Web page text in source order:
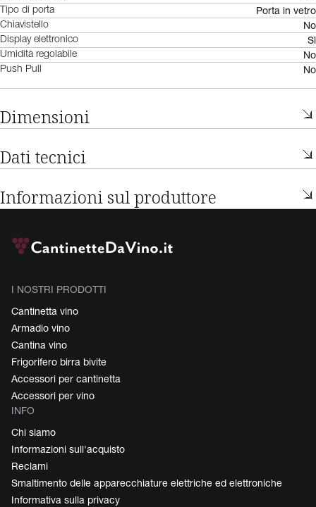
Tipo di porta Porta in vetro
Chiavistello No
Display elettronico Sì
Umidità regolabile No
Push Pull No
Dimensioni
Dati tecnici
Informazioni sul produttore
I NOSTRI PRODOTTI
Cantinetta vino
Armadio vino
Cantina vino
Frigorifero birra bivite
Accessori per cantinetta
Accessori per vino
INFO
Chi siamo
Informazioni sull'acquisto
Reclami
Smaltimento delle apparecchiature elettriche ed elettroniche
Informativa sulla privacy